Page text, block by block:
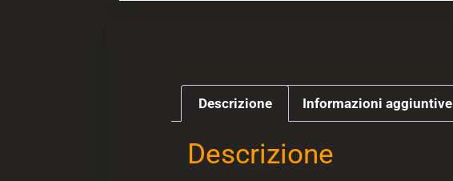
Descrizione Informazioni aggiuntive
Descrizione